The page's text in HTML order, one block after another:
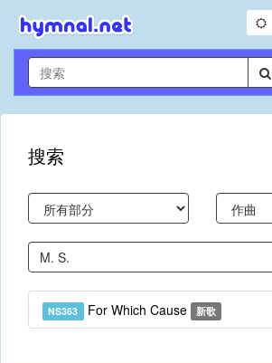
搜索
NS363 For Which Cause 新歌